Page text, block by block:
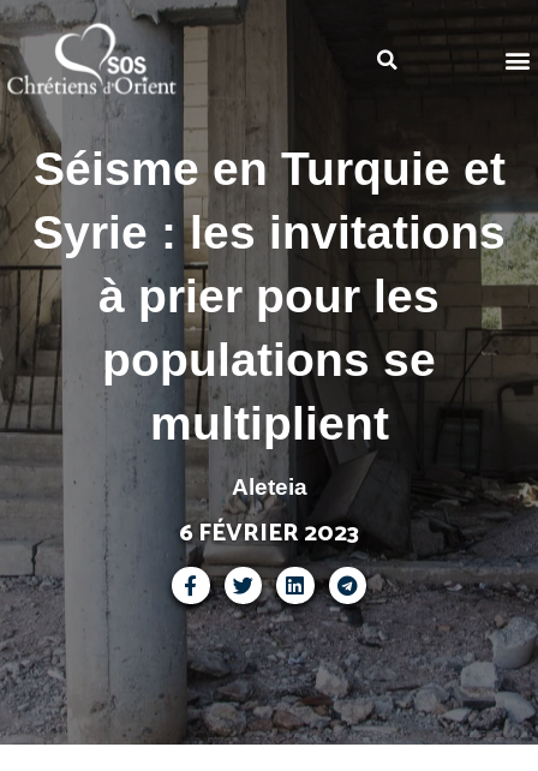
Séisme en Turquie et
Syrie : les invitations
à prier pour les
populations se
multiplient
Aleteia
6 FÉVRIER 2023